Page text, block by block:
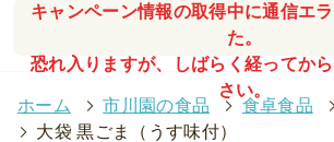
キャンペーン情報の取得中に通信エ
た。
恐れ入りますが、しばらく経ってか
さい。
ホーム > 市川園の食品 > 食卓食品 >
> 大袋 黒ごま（うす味付）